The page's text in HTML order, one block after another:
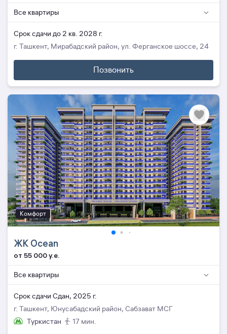
Все квартиры
Cрок сдачи до 2 кв. 2028 г.
г. Ташкент, Мирабадский район, ул. Ферганское шоссе, 24
Позвонить
Комфорт
ЖК Ocean
от 55 000 y.e.
Все квартиры
Cрок сдачи Сдан, 2025 г.
г. Ташкент, Юнусабадский район, Сабзават МСГ
Туркистан
17 мин.